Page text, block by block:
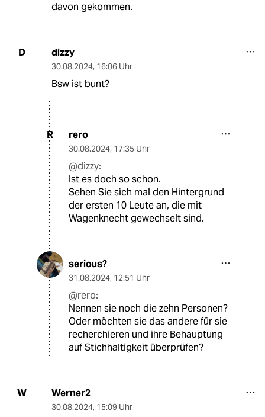
davon gekommen.
D dizzy
30.08.2024, 16:06 Uhr
Bsw ist bunt?
R rero
30.08.2024, 17:35 Uhr
@dizzy:
Ist es doch so schon.
Sehen Sie sich mal den Hintergrund
der ersten 10 Leute an, die mit
Wagenknecht gewechselt sind.
serious?
31.08.2024, 12:51 Uhr
@rero:
Nennen sie noch die zehn Personen?
Oder möchten sie das andere für sie
recherchieren und ihre Behauptung
auf Stichhaltigkeit überprüfen?
W Werner2
30.08.2024, 15:09 Uhr